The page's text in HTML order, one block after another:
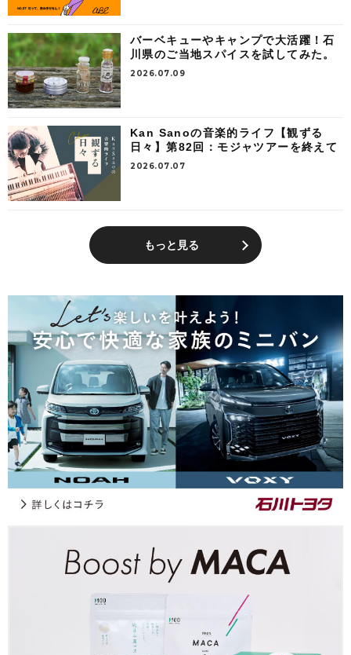
バーベキューやキャンプで大活躍！石
川県のご当地スパイスを試してみた。
2026.07.09
Kan Sanoの音楽的ライフ【観ずる
日々】第82回：モジャツアーを終えて
2026.07.07
もっと見る